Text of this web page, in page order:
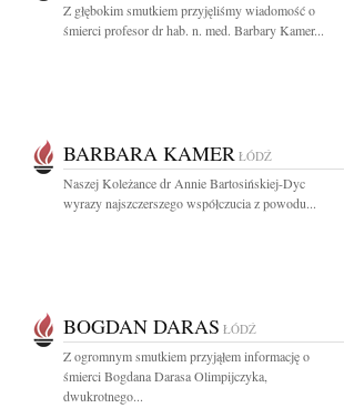
Z głębokim smutkiem przyjęliśmy wiadomość o
śmierci profesor dr hab. n. med. Barbary Kamer...
BARBARA KAMER ŁÓDŹ
Naszej Koleżance dr Annie Bartosińskiej-Dyc
wyrazy najszczerszego współczucia z powodu...
BOGDAN DARAS ŁÓDŹ
Z ogromnym smutkiem przyjąłem informację o
śmierci Bogdana Darasa Olimpijczyka,
dwukrotnego...